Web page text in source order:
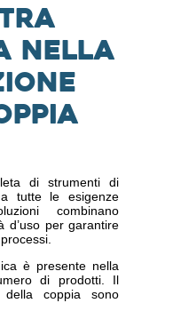
nella
di strumenti di
tutte le esigenze
combinano
d’uso per garantire
è presente nella
di prodotti. Il
coppia sono